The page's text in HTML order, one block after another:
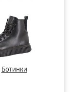
Ботинки